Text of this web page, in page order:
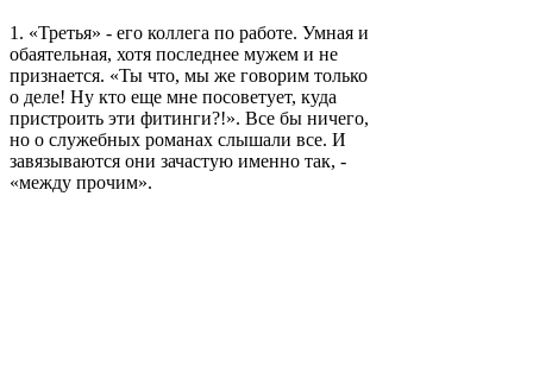
1. «Третья» - его коллега по работе. Умная и
обаятельная, хотя последнее мужем и не
признается. «Ты что, мы же говорим только
о деле! Ну кто еще мне посоветует, куда
пристроить эти фитинги?!». Все бы ничего,
но о служебных романах слышали все. И
завязываются они зачастую именно так, -
«между прочим».